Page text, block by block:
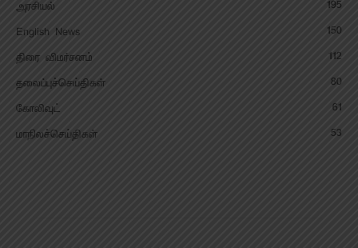
அரசியல்
195
English News
150
திரை விமர்சனம்
112
தலைப்புச்செய்திகள்
80
கோலிவுட்
61
மாநிலச்செய்திகள்
53